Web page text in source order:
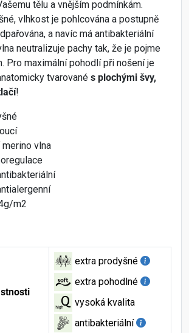
tělu a vnějším podmínkám.
vlhkost je pohlcována a postupně
a navíc má antibakteriální
neutralizuje pachy tak, že je pojme
Pro maximální pohodlí při nošení je
tvarované s plochými švy,
!
merino vlna
m2
extra prodyšné
extra pohodlné
vysoká kvalita
antibakteriální